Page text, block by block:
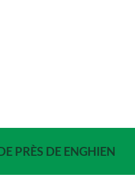
PRÈS DE ENGHIEN